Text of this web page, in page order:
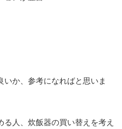
か、参考になればと思いま
人、炊飯器の買い替えを考え